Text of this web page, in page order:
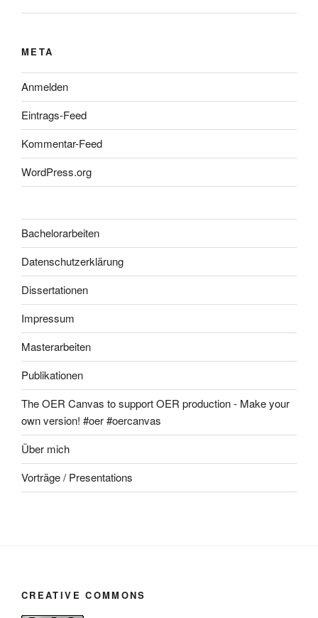
META
Anmelden
Eintrags-Feed
Kommentar-Feed
WordPress.org
Bachelorarbeiten
Datenschutzerklärung
Dissertationen
Impressum
Masterarbeiten
Publikationen
The OER Canvas to support OER production - Make your
own version! #oer #oercanvas
Über mich
Vorträge / Presentations
CREATIVE COMMONS